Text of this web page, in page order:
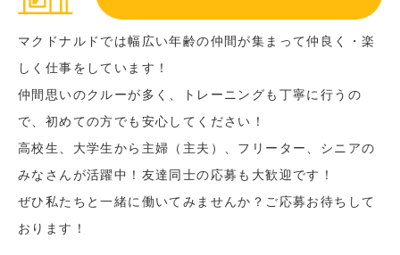
マクドナルドでは幅広い年齢の仲間が集まって仲良く・楽
しく仕事をしています！
仲間思いのクルーが多く、トレーニングも丁寧に行うの
で、初めての方でも安心してください！
高校生、大学生から主婦（主夫）、フリーター、シニアの
みなさんが活躍中！友達同士の応募も大歓迎です！
ぜひ私たちと一緒に働いてみませんか？ご応募お待ちして
おります！